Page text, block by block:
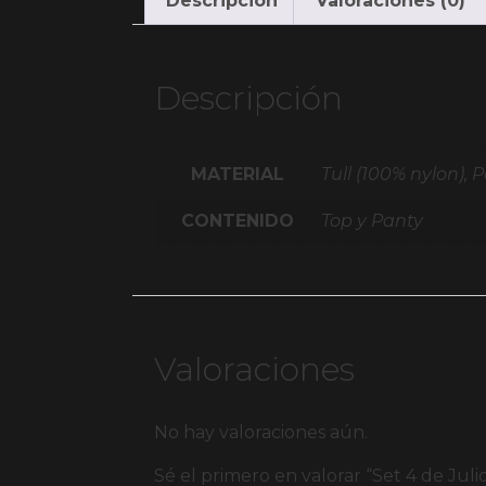
Descripción
MATERIAL Tull (100% nylon),
CONTENIDO Top y Panty
Valoraciones
No hay valoraciones aún.
Sé el primero en valorar “Set 4 de